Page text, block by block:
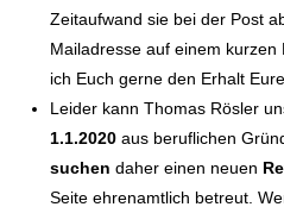
Zeitaufwand sie bei der Post
Mailadresse auf einem
ich Euch gerne den Erhalt
Leider kann Thomas Rösler
1.1.2020 aus beruflichen
suchen daher einen neuen
Seite ehrenamtlich betreut.